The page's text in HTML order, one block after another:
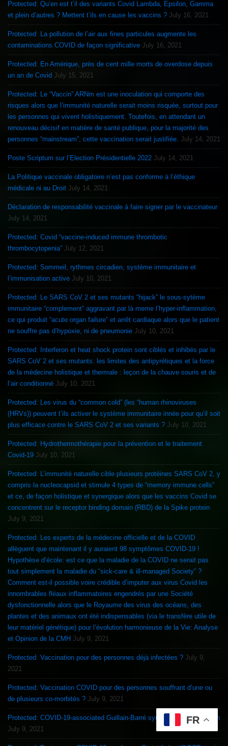
Protected: Qu’en est t’il des variants Covid Lambda, Epsilon, Gamma
et plein d’autres ? Mettent t’ils en cause les vaccins ? July 16, 2021
Protected: La pollution de l’air aux fines particules augmente les
contaminations COVID de façon significative July 16, 2021
Protected: En Amérique, près de cent mille morts de overdose depuis
un an de Covid July 15, 2021
Protected: Le “Vaccin” ARNm est une inoculation qui comporte des
risques alors que l’immunité naturelle serait moins risquée, surtout pour
les personnes qui vivent holistiquement. Toutefois, en attendant un
renouveau décisif en matière de santé publique, pour la majorité des
personnes “mainstream”, cette vaccination serait justifiée. July 14, 2021
Poste Scriptum sur l’Election Présidentielle 2022 July 14, 2021
La Politique vaccinale obligatoire n’est pas conforme à l’éthique
médicale ni au Droit July 14, 2021
Déclaration de responsabilité vaccinale à faire signer par le vaccinateur
July 14, 2021
Protected: Covid “vaccine-induced immune thrombotic
thrombocytopenia” July 12, 2021
Protected: Sommeil, rythmes circadien, système immunitaire et
l’immunisation active July 10, 2021
Protected: Le SARS CoV 2 et ses mutants “hijack” le sous-sytème
immunitaire “complement” aggravant par là meme l’hyper-inflammation,
ce qui produit “acute organ failure” et arrêt cardiaque alors que le patient
ne souffre pas d’hypoxie, ni de pneumonie July 10, 2021
Protected: Interferon et heat shock protein sont ciblés et inhibés par le
SARS CoV 2 et ses mutants: les limites des antipyrétiques et la force
de la médecine holistique et thermale : leçon de la chauve souris et de
l’air conditionné July 10, 2021
Protected: Les virus du “common cold” (les “human rhinoviruses
(HRVs)) peuvent t’ils activer le système immunitaire innée pour qu’il soit
plus efficace contre le SARS CoV 2 et ses variants ? July 10, 2021
Protected: Hydrothermothérapie pour la prévention et le traitement
Covid-19 July 10, 2021
Protected: L’immunité naturelle cible plusieurs protéines SARS CoV 2, y
compris la nucleocapsid et stimule 4 types de “memory immune cells”
et ce, de façon holistique et synergique alors que les vaccins Covid se
concentrent sur le receptor binding domain (RBD) de la Spike protein
July 9, 2021
Protected: Les experts de la médecine officielle et de la COVID
allèguent que maintenant il y auraient 98 symptômes COVID-19 !
Hypothèse d’école: est ce que la maladie de la COVID ne serait pas
tout simplement la maladie du “sick-care & ill-managed Society” ?
Comment est-il possible voire crédible d’imputer aux virus Covid les
innombrables fléaux inflammatoires engendrés par une Société
dysfonctionnelle alors que le Royaume des virus des océans, des
plantes et des animaux ont été indispensables (via le transfère utile de
leur matériel génétique) pour l’évolution harmonieuse de la Vie: Analyse
et Opinion de la CMH July 9, 2021
Protected: Vaccination pour des personnes déjà infectées ? July 9,
2021
Protected: Vaccination COVID pour des personnes souffrant d’une ou
de plusieurs co-morbités ? July 9, 2021
Protected: COVID-19-associated Guillain-Barré syndrome & Vaccination
July 9, 2021
FR